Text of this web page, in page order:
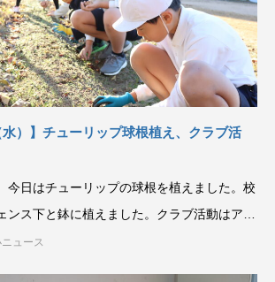
水）】チューリップ球根植え、クラブ活
今日はチューリップの球根を植えました。校
ンス下と鉢に植えました。クラブ活動はアド
ュース